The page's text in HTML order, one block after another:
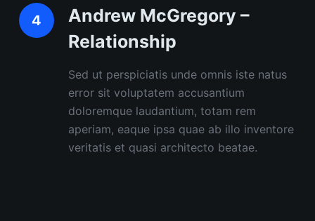
Andrew McGregory –
Relationship
Sed ut perspiciatis unde omnis iste natus
error sit voluptatem accusantium
doloremque laudantium, totam rem
aperiam, eaque ipsa quae ab illo inventore
veritatis et quasi architecto beatae.